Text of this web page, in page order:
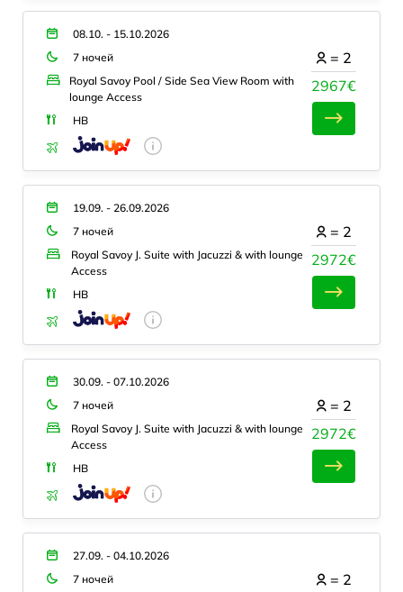
08.10. - 15.10.2026
7 ночей
Royal Savoy Pool / Side Sea View Room with
lounge Access
HB
2967€
= 2
19.09. - 26.09.2026
7 ночей
Royal Savoy J. Suite with Jacuzzi & with lounge
Access
HB
2972€
= 2
30.09. - 07.10.2026
7 ночей
Royal Savoy J. Suite with Jacuzzi & with lounge
Access
HB
2972€
= 2
27.09. - 04.10.2026
7 ночей
= 2